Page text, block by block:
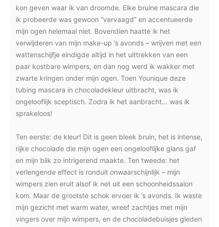
kon geven waar ik van droomde. Elke bruine mascara die
ik probeerde was gewoon “vervaagd” en accentueerde
mijn ogen helemaal niet. Bovendien haatte ik het
verwijderen van mijn make-up ’s avonds – wrijven met een
wattenschijfje eindigde altijd in het uittrekken van een
paar kostbare wimpers, en dan nog werd ik wakker met
zwarte kringen onder mijn ogen. Toen Younique deze
tubing mascara in chocoladekleur uitbracht, was ik
ongelooflijk sceptisch. Zodra ik het aanbracht… was ik
sprakeloos!
Ten eerste: de kleur! Dit is geen bleek bruin, het is intense,
rijke chocolade die mijn ogen een ongelooflijke glans gaf
en mijn blik zo intrigerend maakte. Ten tweede: het
verlengende effect is ronduit onwaarschijnlijk – mijn
wimpers zien eruit alsof ik net uit een schoonheidssalon
kom. Maar de grootste schok ervoer ik ’s avonds. Ik waste
mijn gezicht met warm water, wreef zachtjes met mijn
vingers over mijn wimpers, en de chocoladebuisjes gleden